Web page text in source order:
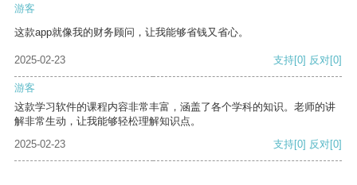
游客
这款app就像我的财务顾问，让我能够省钱又省心。
2025-02-23 支持[0] 反对[0]
游客
这款学习软件的课程内容非常丰富，涵盖了各个学科的知识。老师的讲
解非常生动，让我能够轻松理解知识点。
2025-02-23
支持[0] 反对[0]